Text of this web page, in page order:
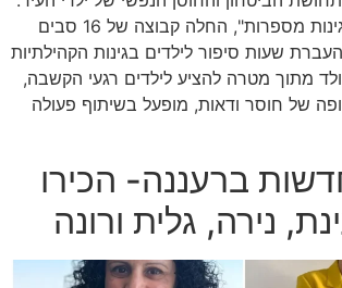
במסגרת פרויקט "גינות מספרות", החלה קבוצה של 16 סבים
שעות סיפור לילדים בגינות הקהילתיות
מתוך מטרה להציע לילדים רגעי הקשבה,
של חוסר ודאות, מופעל בשיתוף פעולה
ברעננה- הכירו
נירה, גלית ורונה